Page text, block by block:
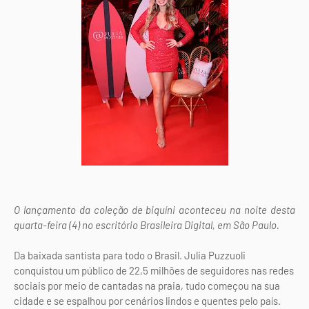
O lançamento da coleção de biquíni aconteceu na noite desta
quarta-feira (4) no escritório Brasileira Digital, em São Paulo.
Da baixada santista para todo o Brasil. Julia Puzzuoli
conquistou um público de 22,5 milhões de seguidores nas redes
sociais por meio de cantadas na praia, tudo começou na sua
cidade e se espalhou por cenários lindos e quentes pelo país.